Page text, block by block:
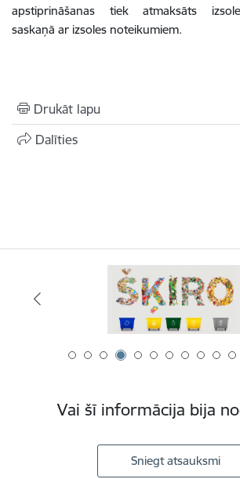
apstiprināšanas tiek atmaksāts
saskaņā ar izsoles noteikumiem.
Drukāt lapu
Dalīties
Vai šī informācija bija
Sniegt atsauksmi